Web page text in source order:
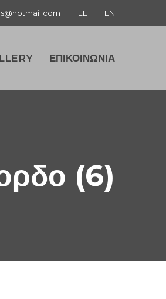
EL EN
ΕΠΙΚΟΙΝΩΝΙΑ
(6)